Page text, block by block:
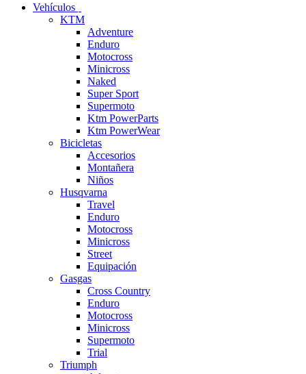
Vehículos
KTM
Adventure
Enduro
Motocross
Minicross
Naked
Super Sport
Supermoto
Ktm PowerParts
Ktm PowerWear
Bicicletas
Accesorios
Montañera
Niños
Husqvarna
Travel
Enduro
Motocross
Minicross
Street
Equipación
Gasgas
Cross Country
Enduro
Motocross
Minicross
Supermoto
Trial
Triumph